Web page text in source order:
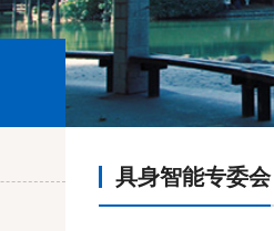
具身智能专委会